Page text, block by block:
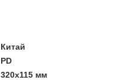
Китай
PD
320х115 мм